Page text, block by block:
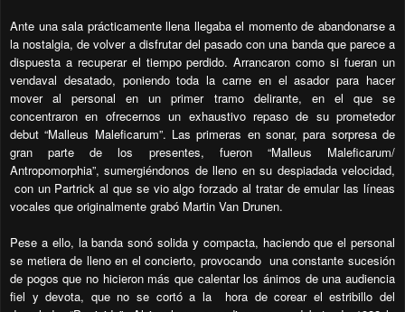
Ante una sala prácticamente llena llegaba el momento de abandonarse a
la nostalgia, de volver a disfrutar del pasado con una banda que parece a
dispuesta a recuperar el tiempo perdido. Arrancaron como si fueran un
vendaval desatado, poniendo toda la carne en el asador para hacer
mover al personal en un primer tramo delirante, en el que se
concentraron en ofrecernos un exhaustivo repaso de su prometedor
debut “Malleus Maleficarum”. Las primeras en sonar, para sorpresa de
gran parte de los presentes, fueron “Malleus Maleficarum/
Antropomorphia”, sumergiéndonos de lleno en su despiadada velocidad,
con un Partrick al que se vio algo forzado al tratar de emular las líneas
vocales que originalmente grabó Martin Van Drunen.
Pese a ello, la banda sonó solida y compacta, haciendo que el personal
se metiera de lleno en el concierto, provocando una constante sucesión
de pogos que no hicieron más que calentar los ánimos de una audiencia
fiel y devota, que no se cortó a la
hora de corear el estribillo del